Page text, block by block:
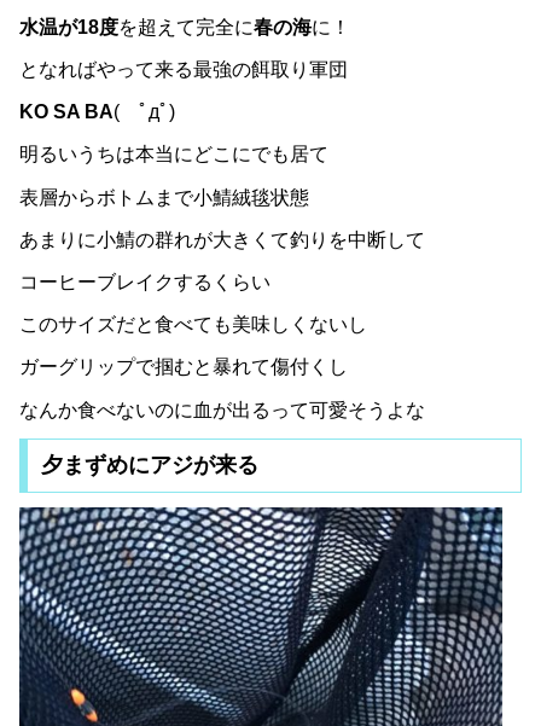
水温が18度を超えて完全に春の海に！
となればやって来る最強の餌取り軍団
KO SA BA( ﾟдﾟ)
明るいうちは本当にどこにでも居て
表層からボトムまで小鯖絨毯状態
あまりに小鯖の群れが大きくて釣りを中断して
コーヒーブレイクするくらい
このサイズだと食べても美味しくないし
ガーグリップで掴むと暴れて傷付くし
なんか食べないのに血が出るって可愛そうよな
夕まずめにアジが来る